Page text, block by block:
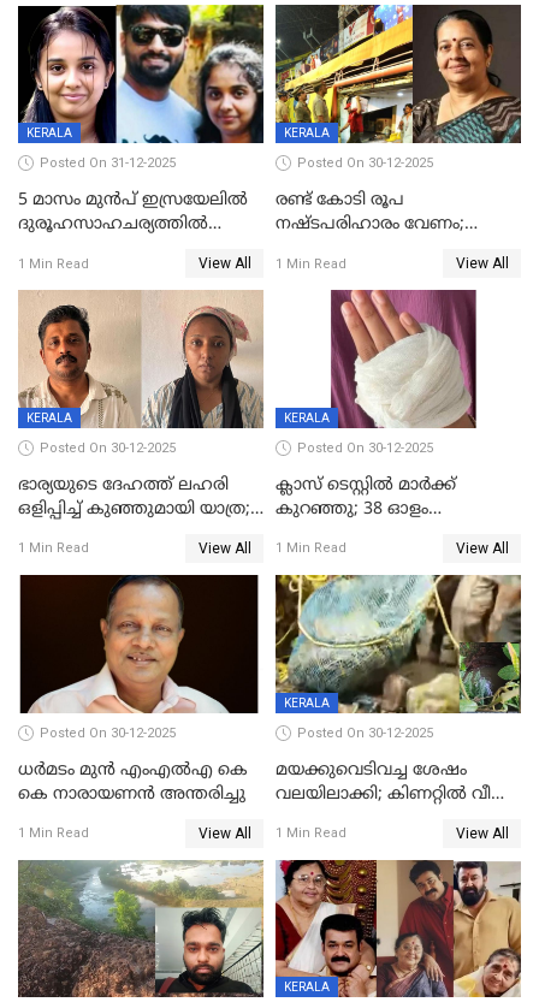
നിലയിൽ
യുവതിക്ക് ദാരുണാന്ത്യം
KERALA
Posted On 31-12-2025
5 മാസം മുൻപ് ഇസ്രയേലിൽ
ദുരൂഹസാഹചര്യത്തിൽ
മലയാളി യുവാവിന്റെ ഭാര്യയും
മരിച്ചു
1 Min Read View All
KERALA
Posted On 30-12-2025
രണ്ട് കോടി രൂപ
നഷ്ടപരിഹാരം വേണം;
നോട്ടീസയച്ച് ഉമാ തോമസ്
1 Min Read View All
KERALA
Posted On 30-12-2025
ഭാര്യയുടെ ദേഹത്ത് ലഹരി
ഒളിപ്പിച്ച് കുഞ്ഞുമായി യാത്ര;
പിടികൂടി പൊലീസ്
1 Min Read View All
KERALA
Posted On 30-12-2025
ക്ലാസ് ടെസ്റ്റിൽ മാർക്ക്
കുറഞ്ഞു; 38 ഓളം
സെന്ററിലെ അധ്യാപകന്‍
മർദിച്ചതായി പരാതി
1 Min Read View All
Posted On 30-12-2025
ധർമടം മുൻ എംഎല്‍എ കെ
കെ നാരായണന്‍ അന്തരിച്ചു
1 Min Read View All
KERALA
Posted On 30-12-2025
മയക്കുവെടിവച്ച ശേഷം
വലയിലാക്കി; കിണറ്റിൽ വീണ
1 Min Read View All
KERALA